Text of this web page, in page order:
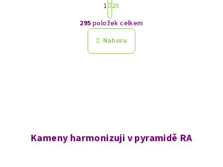
O
v
l
á
k
t
r
á
n
k
o
1 25
295 položek celkem
Nahoru
Kameny harmonizuji v pyramidě RA